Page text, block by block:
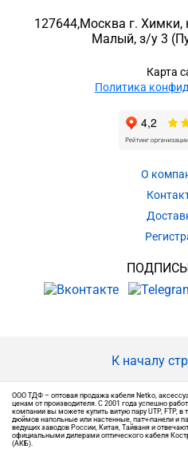
127644,Москва г. Химки,
Малый, з/у 3
Карта
Политика
О
К началу
ООО ТДФ – оптовая продажа кабеля Netko,
ценам от производителя. С 2001 года успешно
компании вы можете купить витую пару UTP, FTP,
дюймов напольные или настенные, патч-панели и
ведущих заводов России, Китая, Тайваня и
официальными дилерами оптического кабеля
(АКБ).